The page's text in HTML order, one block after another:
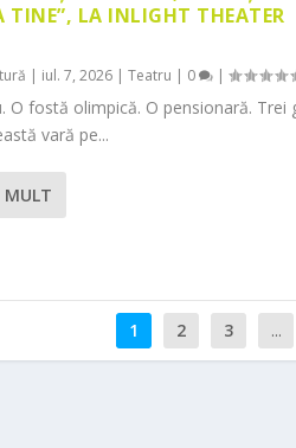
TINE”, LA INLIGHT THEATER
| iul. 7, 2026| Teatru | 0 |
O fostă olimpică. O pensionară. Trei
vară pe...
MULT
1 2 3 ...